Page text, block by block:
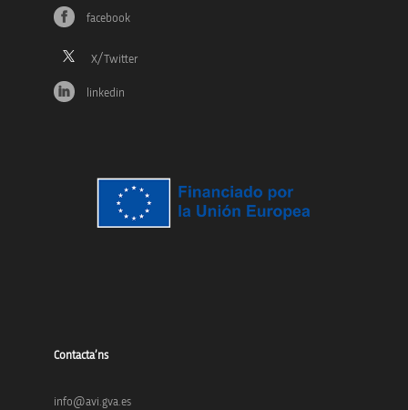
facebook
linkedin
Contacta’ns
info@avi.gva.es